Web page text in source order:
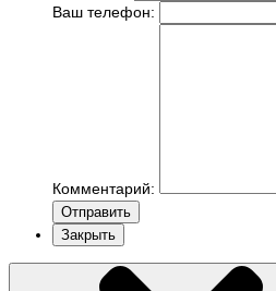
Ваш телефон:
Комментарий:
Отправить
Закрыть